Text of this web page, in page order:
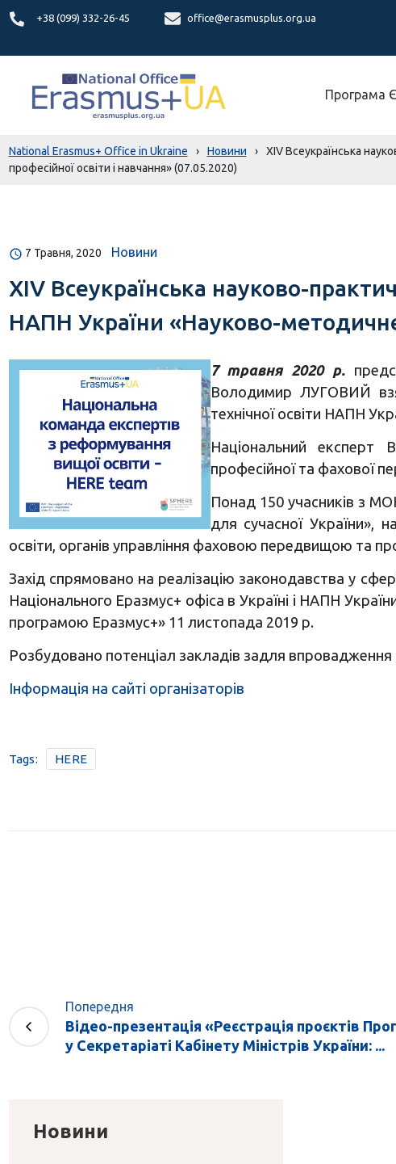
+38 (099) 332-26-45
office@erasmusplus.org.ua
Програма
National Erasmus+ Office in Ukraine › Новини ›
XIV Всеукраїнська
професійної освіти і навчання» (07.05.2020)
7 Травня, 2020 Новини
XIV Всеукраїнська науково-
НАПН України «Науково-
7 травня 2020 р.
Володимир ЛУГОВИЙ взяв
технічної освіти НАПН
Національний експерт
професійної та фахової
Понад 150 учасників з
для сучасної України»,
освіти, органів управління фаховою передвищою та
Захід спрямовано на реалізацію законодавства у
Національного Еразмус+ офіса в Україні і НАПН
програмою Еразмус+» 11 листопада 2019 р.
Розбудовано потенціал закладів задля впровадження
Інформація на сайті організаторів
Tags: HERE
Попередня
Відео-презентація «Реєстрація проєктів
у Секретаріаті Кабінету Міністрів України: ...
Новини